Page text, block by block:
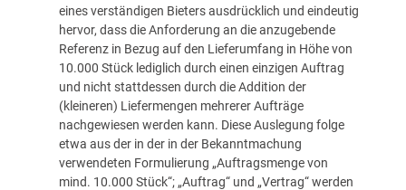
eines verständigen Bieters ausdrücklich und eindeutig
hervor, dass die Anforderung an die anzugebende
Referenz in Bezug auf den Lieferumfang in Höhe von
10.000 Stück lediglich durch einen einzigen Auftrag
und nicht stattdessen durch die Addition der
(kleineren) Liefermengen mehrerer Aufträge
nachgewiesen werden kann. Diese Auslegung folge
etwa aus der in der in der Bekanntmachung
verwendeten Formulierung „Auftragsmenge von
mind. 10.000 Stück“; „Auftrag“ und „Vertrag“ werden